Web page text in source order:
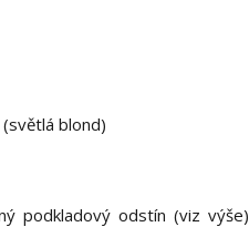
blond)
podkladový odstín (viz